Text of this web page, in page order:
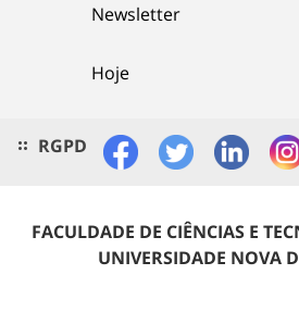
Newsletter
Hoje
RGPD
FACULDADE DE CIÊNCIAS E
UNIVERSIDADE NOVA